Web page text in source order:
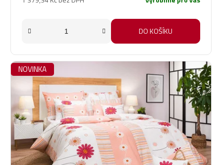
DO KOŠÍKU
NOVINKA